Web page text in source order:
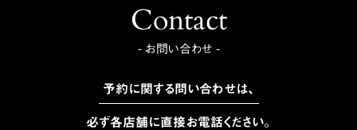
Contact
- お問い合わせ -
予約に関する問い合わせは、
必ず各店舗に直接お電話ください。